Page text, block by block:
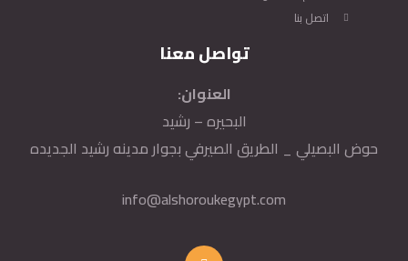
اتصل بنا
تواصل معنا
العنوان:
البحيره – رشيد
حوض البصيلي _ الطريق الصيرفي بجوار مدينه رشيد الجديده
info@alshoroukegypt.com